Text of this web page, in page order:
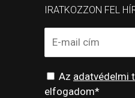
IRATKOZZON FEL
Az adatvédelmi
elfogadom*